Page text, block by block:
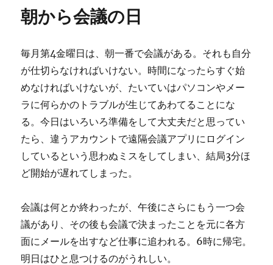
ー
朝から会議の日
毎月第4金曜日は、朝一番で会議がある。それも自分
が仕切らなければいけない。時間になったらすぐ始
めなければいけないが、たいていはパソコンやメー
ラに何らかのトラブルが生じてあわてることにな
る。今日はいろいろ準備をして大丈夫だと思ってい
たら、違うアカウントで遠隔会議アプリにログイン
しているという思わぬミスをしてしまい、結局3分ほ
ど開始が遅れてしまった。
会議は何とか終わったが、午後にさらにもう一つ会
議があり、その後も会議で決まったことを元に各方
面にメールを出すなど仕事に追われる。6時に帰宅。
明日はひと息つけるのがうれしい。